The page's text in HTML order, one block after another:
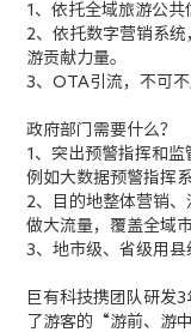
1、依托全域旅游公共
2、依托数字营销系
游贡献力量。
3、OTA引流，不可不
政府部门需要什么？
1、突出预警指挥和监
例如大数据预警指挥系
2、目的地整体营销、
做大流量，覆盖全域
3、地市级、省级用县
巨有科技携团队研发
了游客的“游前、游